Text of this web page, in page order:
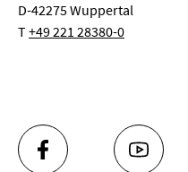
D-42275 Wuppertal
T+49 221 28380-0
FACEBOOK YOUTUBE